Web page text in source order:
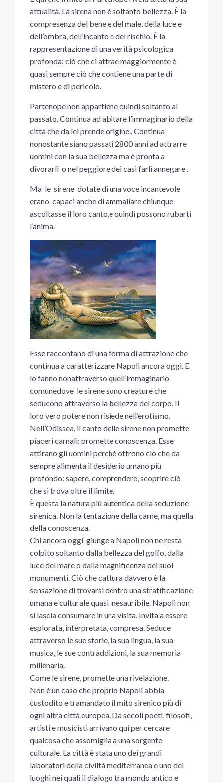
attualità. La sirena non è soltanto bellezza. È la
compresenza del bene e del male, della luce e
dell’ombra, dell’incanto e del rischio. È la
rappresentazione di una verità psicologica
profonda: ciò che ci attrae maggiormente è
quasi sempre ciò che contiene una parte di
mistero e di pericolo.
Partenope non appartiene quindi soltanto al
passato. Continua ad abitare l’immaginario della
città che da lei prende origine., Continua
nonostante siano passati 2800 anni ad attrarre
uomini con la sua bellezza ma è pronta a
divorarli o nel peggiore dei casi farli annegare .
Ma le sirene dotate di una voce incantevole
erano capaci anche di ammaliare chiunque
ascoltasse il loro canto,e quindi possono rubarti
l’anima.
Esse raccontano di una forma di attrazione che
continua a caratterizzare Napoli ancora oggi. E
lo fanno nonattraverso quell’immaginario
comunedove le sirene sono creature che
seducono attraverso la bellezza del corpo. Il
loro vero potere non risiede nell’erotismo.
Nell’Odissea, il canto delle sirene non promette
piaceri carnali: promette conoscenza. Esse
attirano gli uomini perché offrono ciò che da
sempre alimenta il desiderio umano più
profondo: sapere, comprendere, scoprire ciò
che si trova oltre il limite.
È questa la natura più autentica della seduzione
sirenica. Non la tentazione della carne, ma quella
della conoscenza.
Chi ancora oggi giunge a Napoli non ne resta
colpito soltanto dalla bellezza del golfo, dalla
luce del mare o dalla magnificenza dei suoi
monumenti. Ciò che cattura davvero è la
sensazione di trovarsi dentro una stratificazione
umana e culturale quasi inesauribile. Napoli non
si lascia consumare in una visita. Invita a essere
esplorata, interpretata, compresa. Seduce
attraverso le sue storie, la sua lingua, la sua
musica, le sue contraddizioni, la sua memoria
millenaria.
Come le sirene, promette una rivelazione.
Non è un caso che proprio Napoli abbia
custodito e tramandato il mito sirenico più di
ogni altra città europea. Da secoli poeti, filosofi,
artisti e musicisti arrivano qui per cercare
qualcosa che assomiglia a una sorgente
culturale. La città è stata uno dei grandi
laboratori della civiltà mediterranea e uno dei
luoghi nei quali il dialogo tra mondo antico e